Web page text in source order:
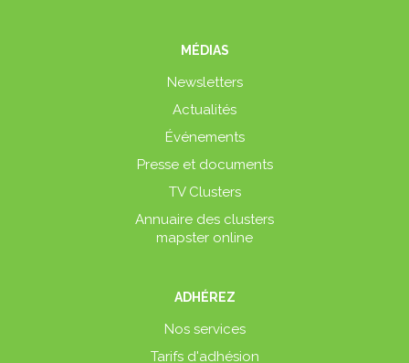
MÉDIAS
Newsletters
Actualités
Événements
Presse et documents
TV Clusters
Annuaire des clusters
mapster online
ADHÉREZ
Nos services
Tarifs d'adhésion